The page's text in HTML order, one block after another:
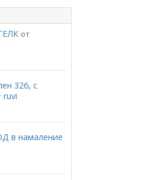
от
326, с
ruvi
в намаление